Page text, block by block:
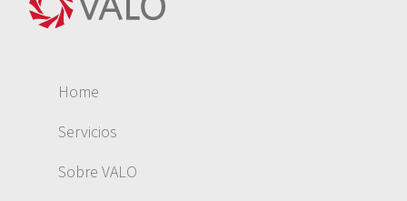
Home
Servicios
Sobre VALO